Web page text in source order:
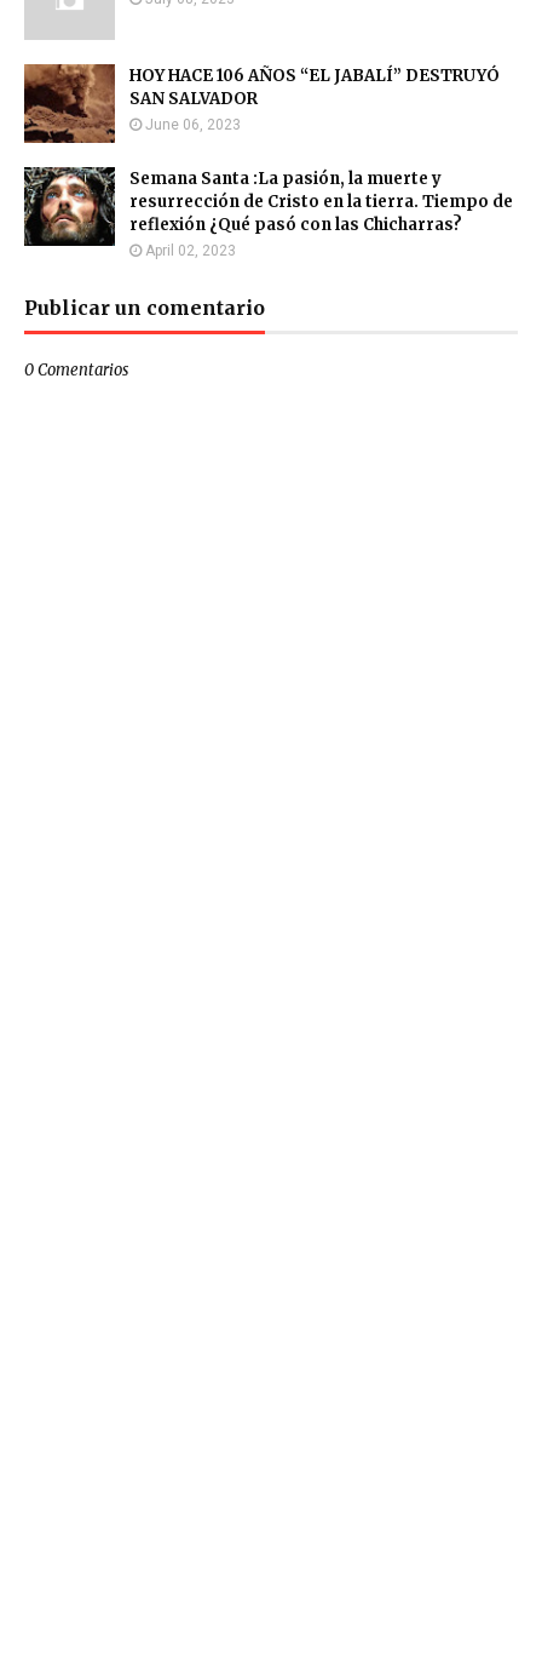
HOY HACE 106 AÑOS “EL JABALÍ” DESTRUYÓ
SAN SALVADOR
June 06, 2023
Semana Santa :La pasión, la muerte y
resurrección de Cristo en la tierra. Tiempo de
reflexión ¿Qué pasó con las Chicharras?
April 02, 2023
Publicar un comentario
0 Comentarios